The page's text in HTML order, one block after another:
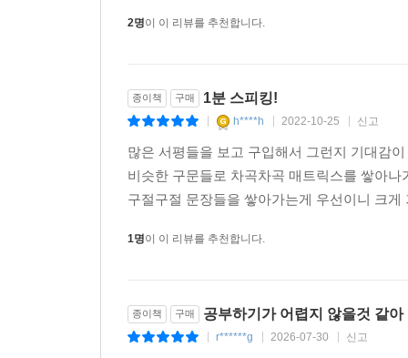
2명이 이 리뷰를 추천합니다.
종이책 구매 1분 스피킹!
h****h 2022-10-25 신고
많은 서평들을 보고 구입해서 그런지 기대감
비슷한 구문들로 차곡차곡 매트릭스를 쌓아
구절구절 문장들을 쌓아가는게 우선이니 크
1명이 이 리뷰를 추천합니다.
종이책 구매 공부하기가 어렵지 않을것 같아
r******g 2026-07-30 신고